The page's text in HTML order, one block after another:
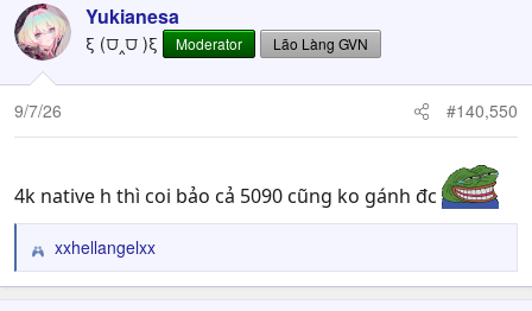
c
t
i
o
n
Yukianesa
ξ (⩌‸⩌ )ξ Moderator Lão Làng GVN
9/7/26 #140,550
4k native h thì coi bảo cả 5090 cũng ko gánh đc
R
e
xxhellangelxx